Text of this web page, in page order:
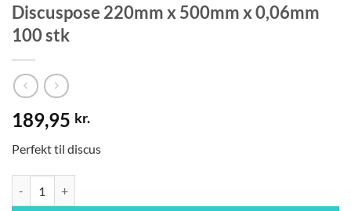
Discuspose 220mm x 500mm x 0,06mm
100 stk
189,95 kr.
Perfekt til discus